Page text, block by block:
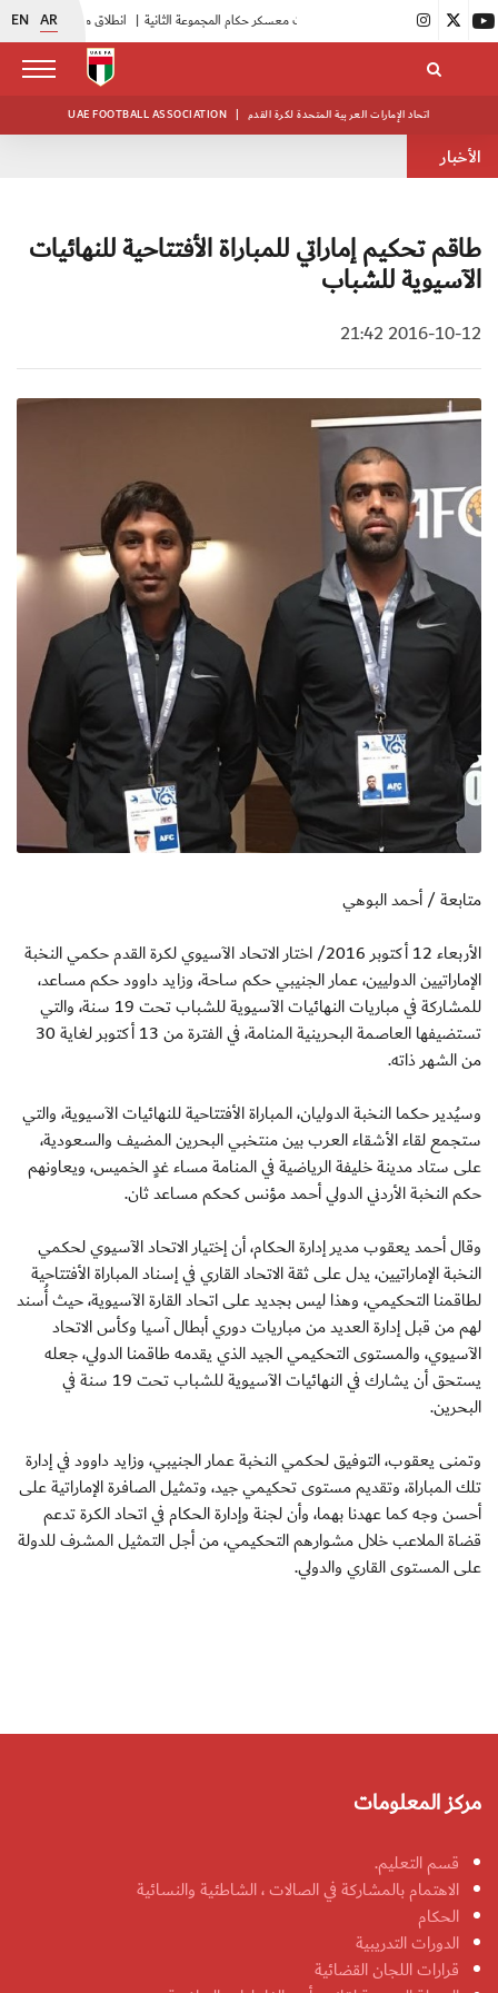
EN AR انطلاق منافسات بطولة النخبة لحرس الرئاسة |
UAE FOOTBALL ASSOCIATION | اتحاد الإمارات العربية المتحدة لكرة القدم
الأخبار
طاقم تحكيم إماراتي للمباراة الأفتتاحية للنهائيات
الآسيوية للشباب
2016-10-12 21:42
متابعة / أحمد البوهي
الأربعاء 12 أكتوبر 2016/ اختار الاتحاد الآسيوي لكرة القدم حكمي النخبة
الإماراتيين الدوليين، عمار الجنيبي حكم ساحة، وزايد داوود حكم مساعد،
للمشاركة في مباريات النهائيات الآسيوية للشباب تحت 19 سنة، والتي
تستضيفها العاصمة البحرينية المنامة، في الفترة من 13 أكتوبر لغاية 30
من الشهر ذاته.
وسيُدير حكما النخبة الدوليان، المباراة الأفتتاحية للنهائيات الآسيوية، والتي
ستجمع لقاء الأشقاء العرب بين منتخبي البحرين المضيف والسعودية،
على ستاد مدينة خليفة الرياضية في المنامة مساء غدٍ الخميس، ويعاونهم
حكم النخبة الأردني الدولي أحمد مؤنس كحكم مساعد ثان.
وقال أحمد يعقوب مدير إدارة الحكام، أن إختيار الاتحاد الآسيوي لحكمي
النخبة الإماراتيين، يدل على ثقة الاتحاد القاري في إسناد المباراة الأفتتاحية
لطاقمنا التحكيمي، وهذا ليس بجديد على اتحاد القارة الآسيوية، حيث أُسند
لهم من قبل إدارة العديد من مباريات دوري أبطال آسيا وكأس الاتحاد
الآسيوي، والمستوى التحكيمي الجيد الذي يقدمه طاقمنا الدولي، جعله
يستحق أن يشارك في النهائيات الآسيوية للشباب تحت 19 سنة في
البحرين.
وتمنى يعقوب، التوفيق لحكمي النخبة عمار الجنيبي، وزايد داوود في إدارة
تلك المباراة، وتقديم مستوى تحكيمي جيد، وتمثيل الصافرة الإماراتية على
أحسن وجه كما عهدنا بهما، وأن لجنة وإدارة الحكام في اتحاد الكرة تدعم
قضاة الملاعب خلال مشوارهم التحكيمي، من أجل التمثيل المشرف للدولة
على المستوى القاري والدولي.
مركز المعلومات
قسم التعليم.
الاهتمام بالمشاركة في الصالات ، الشاطئية والنسائية
الحكام
الدورات التدريبية
قرارات اللجان القضائية